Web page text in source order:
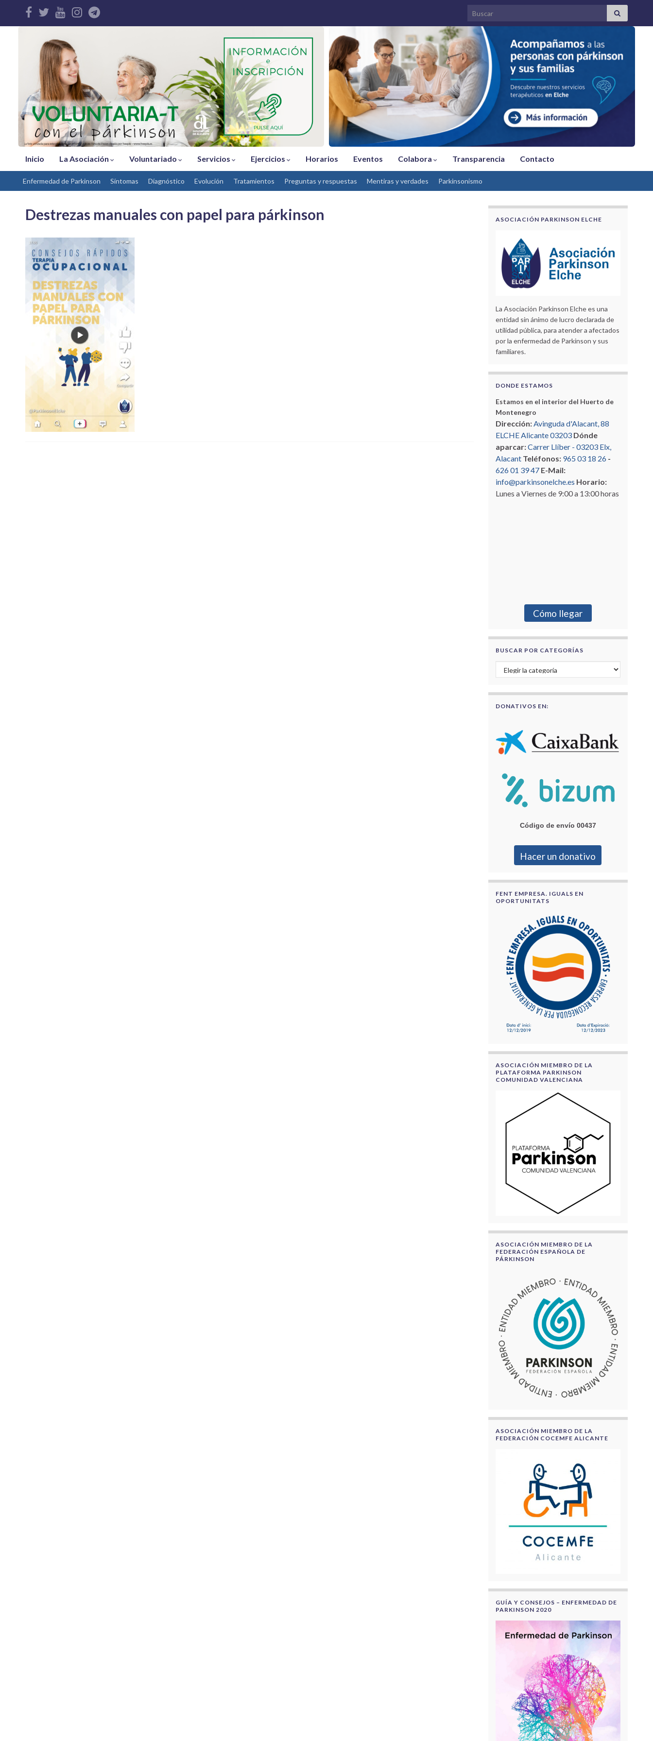
Search for:
Inicio La Asociación Voluntariado Servicios Ejercicios Horarios Eventos Colabora Transparencia Contacto
Enfermedad de Parkinson Síntomas Díagnóstico Evolución Tratamientos Preguntas y respuestas Mentiras y verdades Parkinsonismo
Destrezas manuales con papel para párkinson ASOCIACIÓN PARKINSON ELCHE
La Asociación Parkinson Elche es una
entidad sin ánimo de lucro declarada de
utilidad pública, para atender a afectados
por la enfermedad de Parkinson y sus
familiares.
DONDE ESTAMOS
Estamos en el interior del Huerto de
Montenegro
Dirección:Avinguda d'Alacant, 88
ELCHE Alicante 03203 Dónde
aparcar:Carrer Llíber - 03203 Elx,
Alacant Teléfonos: 965 03 18 26-
626 01 39 47 E-Mail:
info@parkinsonelche.es Horario:
Lunes a Viernes de 9:00 a 13:00 horas
Cómo llegar
BUSCAR POR CATEGORÍAS
Buscar por categorías
DONATIVOS EN:
Código de envío 00437
Hacer un donativo
FENT EMPRESA. IGUALS EN
OPORTUNITATS
ASOCIACIÓN MIEMBRO DE LA
PLATAFORMA PARKINSON
COMUNIDAD VALENCIANA
ASOCIACIÓN MIEMBRO DE LA
FEDERACIÓN ESPAÑOLA DE
PÁRKINSON
ASOCIACIÓN MIEMBRO DE LA
FEDERACIÓN COCEMFE ALICANTE
GUÍA Y CONSEJOS – ENFERMEDAD DE
PARKINSON 2020